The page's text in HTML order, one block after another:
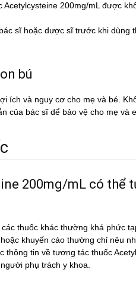
Acetylcysteine 200mg/mL được
sĩ hoặc dược sĩ trước khi dùng
bú
ích và nguy cơ cho mẹ và bé.
của bác sĩ dể bảo vệ cho mẹ và
200mg/mL có thể
thuốc khác thường khá phức
khuyến cáo thường chỉ nêu
thông tin về tương tác thuốc
phụ trách y khoa.